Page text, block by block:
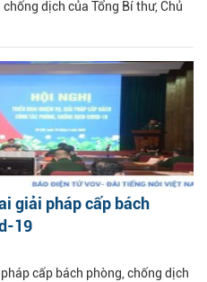
dịch của Tổng Bí thư, Chủ
giải pháp cấp bách
19
cấp bách phòng, chống dịch